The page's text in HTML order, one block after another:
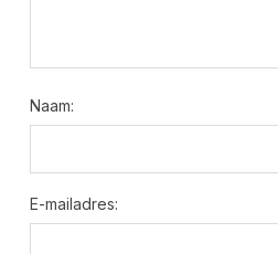
Naam:
E-mailadres: